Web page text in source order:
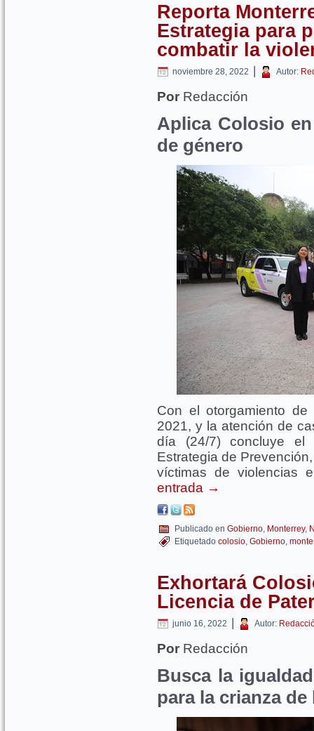
Reporta
Estrategia para
combatir la
noviembre 28, 2022 | Autor:
Por Redacción
Aplica Colosio
de género
Con el otorgamiento
2021, y la atención de
día (24/7) concluye el
Estrategia de
víctimas de violencias
entrada →
Publicado en Gobierno, Monterrey,
Etiquetado colosio, Gobierno,
Exhortará
Licencia de
junio 16, 2022 | Autor:
Por Redacción
Busca la
para la crianza